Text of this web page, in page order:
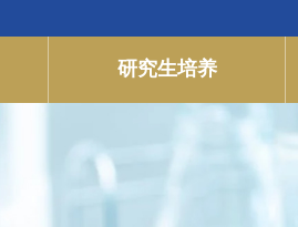
研究生培养